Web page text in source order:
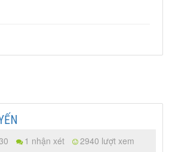
1 nhận xét
2940 lượt xem